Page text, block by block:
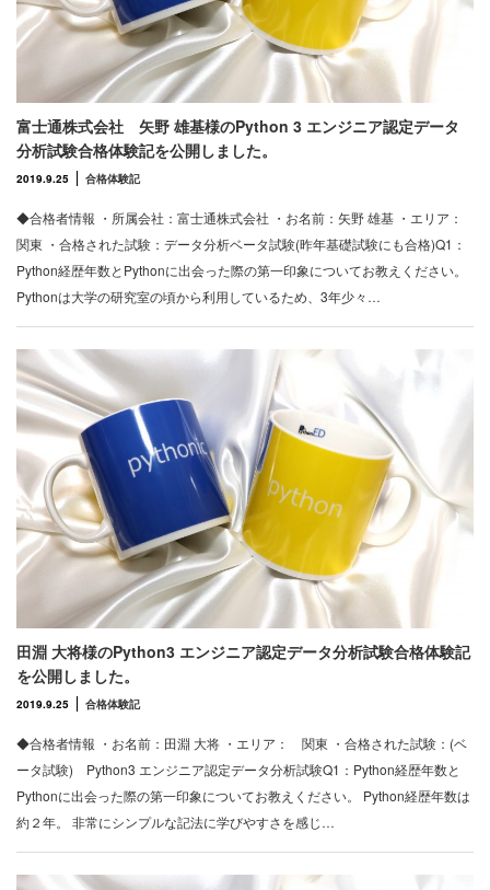
富士通株式会社 矢野 雄基様のPython 3 エンジニア認定データ
分析試験合格体験記を公開しました。
2019.9.25 合格体験記
◆合格者情報 ・所属会社：富士通株式会社 ・お名前：矢野 雄基 ・エリア：
関東 ・合格された試験：データ分析ベータ試験(昨年基礎試験にも合格)Q1：
Python経歴年数とPythonに出会った際の第一印象についてお教えください。
Pythonは大学の研究室の頃から利用しているため、3年少々…
田淵 大将様のPython3 エンジニア認定データ分析試験合格体験記
を公開しました。
2019.9.25 合格体験記
◆合格者情報 ・お名前：田淵 大将 ・エリア： 関東 ・合格された試験：(ベ
ータ試験) Python3 エンジニア認定データ分析試験Q1：Python経歴年数と
Pythonに出会った際の第一印象についてお教えください。 Python経歴年数は
約２年。 非常にシンプルな記法に学びやすさを感じ…